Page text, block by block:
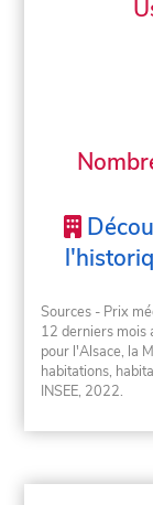
Sources - Prix
12 derniers mois
pour l'Alsace, la
habitations,
INSEE, 2022.